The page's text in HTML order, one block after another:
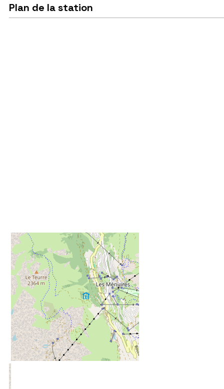
Plan de la station